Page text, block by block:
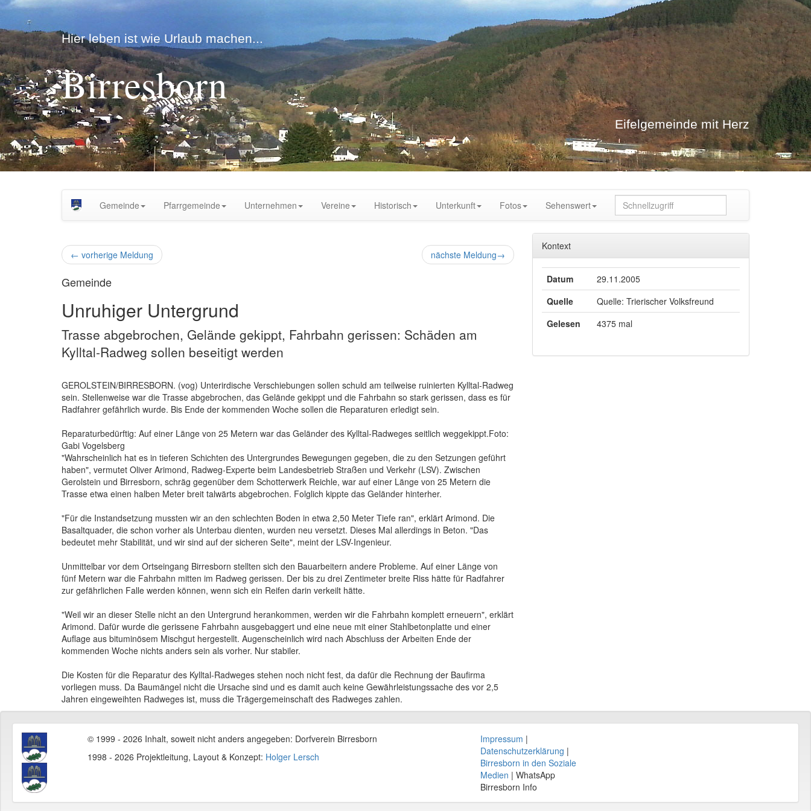
Hier leben ist wie Urlaub machen...
Birresborn
Eifelgemeinde mit Herz
Gemeinde Pfarrgemeinde Unternehmen Vereine Historisch Unterkunft Fotos Sehenswert
← vorherige Meldung nächste Meldung→
Gemeinde
Unruhiger Untergrund
Trasse abgebrochen, Gelände gekippt, Fahrbahn gerissen: Schäden am
Kylltal-Radweg sollen beseitigt werden
GEROLSTEIN/BIRRESBORN. (vog) Unterirdische Verschiebungen sollen schuld am teilweise ruinierten Kylltal-Radweg
sein. Stellenweise war die Trasse abgebrochen, das Gelände gekippt und die Fahrbahn so stark gerissen, dass es für
Radfahrer gefährlich wurde. Bis Ende der kommenden Woche sollen die Reparaturen erledigt sein.
Reparaturbedürftig: Auf einer Länge von 25 Metern war das Geländer des Kylltal-Radweges seitlich weggekippt.Foto:
Gabi Vogelsberg
"Wahrscheinlich hat es in tieferen Schichten des Untergrundes Bewegungen gegeben, die zu den Setzungen geführt
haben", vermutet Oliver Arimond, Radweg-Experte beim Landesbetrieb Straßen und Verkehr (LSV). Zwischen
Gerolstein und Birresborn, schräg gegenüber dem Schotterwerk Reichle, war auf einer Länge von 25 Metern die
Trasse etwa einen halben Meter breit talwärts abgebrochen. Folglich kippte das Geländer hinterher.
"Für die Instandsetzung mussten wir an den schlechten Boden in etwa 2,50 Meter Tiefe ran", erklärt Arimond. Die
Basaltquader, die schon vorher als Unterbau dienten, wurden neu versetzt. Dieses Mal allerdings in Beton. "Das
bedeutet mehr Stabilität, und wir sind auf der sicheren Seite", meint der LSV-Ingenieur.
Unmittelbar vor dem Ortseingang Birresborn stellten sich den Bauarbeitern andere Probleme. Auf einer Länge von
fünf Metern war die Fahrbahn mitten im Radweg gerissen. Der bis zu drei Zentimeter breite Riss hätte für Radfahrer
zur gefährlichen Falle werden können, wenn sich ein Reifen darin verkeilt hätte.
"Weil wir an dieser Stelle nicht an den Untergrund herankommen, werden wir die Fahrbahn komplett erneuern", erklärt
Arimond. Dafür wurde die gerissene Fahrbahn ausgebaggert und eine neue mit einer Stahlbetonplatte und einer
Auflage aus bituminösem Mischgut hergestellt. Augenscheinlich wird nach Abschluss der Arbeiten Ende der
kommenden Woche nichts anders sein als vorher. Nur stabiler.
Die Kosten für die Reparatur des Kylltal-Radweges stehen noch nicht fest, da dafür die Rechnung der Baufirma
vorliegen muss. Da Baumängel nicht die Ursache sind und es damit auch keine Gewährleistungssache des vor 2,5
Jahren eingeweihten Radweges ist, muss die Trägergemeinschaft des Radweges zahlen.
Kontext
Datum
29.11.2005
Quelle
Quelle: Trierischer Volksfreund
Gelesen
4375 mal
© 1999 - 2026 Inhalt, soweit nicht anders angegeben: Dorfverein Birresborn
1998 - 2026 Projektleitung, Layout & Konzept: Holger Lersch
Impressum |
Datenschutzerklärung |
Birresborn in den Soziale
Medien | WhatsApp
Birresborn Info